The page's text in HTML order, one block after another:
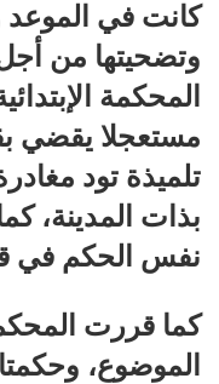
كانت في الموعد
وتضحيتها من
المحكمة
مستعجلا يقضي
تلميذة تود
بذات المدينة،
نفس الحكم في
كما قررت
الموضوع،